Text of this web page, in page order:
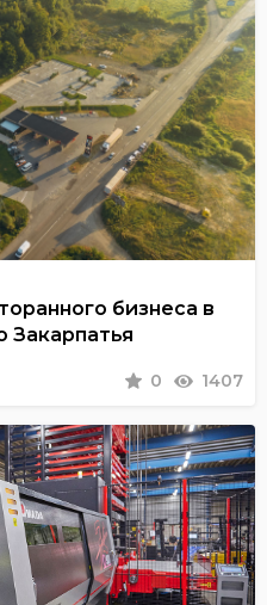
бизнеса в
Закарпатья
0 1407